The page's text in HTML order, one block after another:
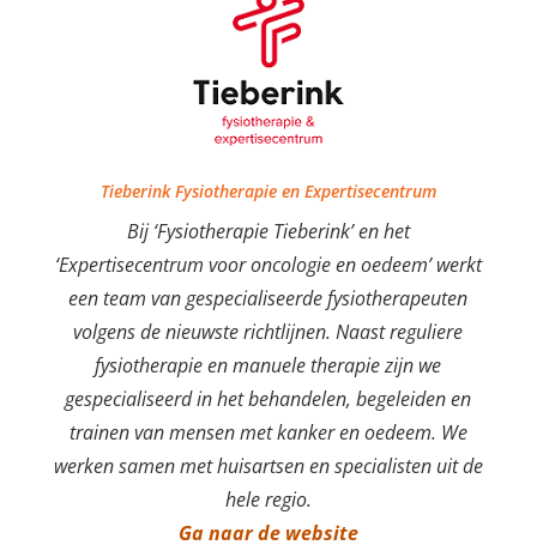
Tieberink Fysiotherapie en Expertisecentrum
Bij ‘Fysiotherapie Tieberink’ en het
‘Expertisecentrum voor oncologie en oedeem’ werkt
een team van gespecialiseerde fysiotherapeuten
volgens de nieuwste richtlijnen. Naast reguliere
fysiotherapie en manuele therapie zijn we
gespecialiseerd in het behandelen, begeleiden en
trainen van mensen met kanker en oedeem. We
werken samen met huisartsen en specialisten uit de
hele regio.
Ga naar de website